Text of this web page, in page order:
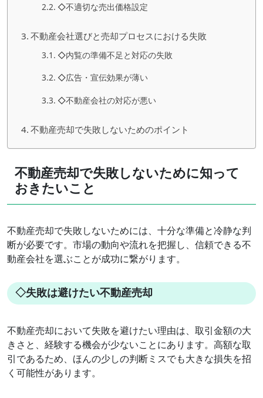
◇不適切な売出価格設定
不動産会社選びと売却プロセスにおける失敗
◇内覧の準備不足と対応の失敗
◇広告・宣伝効果が薄い
◇不動産会社の対応が悪い
不動産売却で失敗しないためのポイント
不動産売却で失敗しないために知って
おきたいこと
不動産売却で失敗しないためには、十分な準備と冷静な判
断が必要です。市場の動向や流れを把握し、信頼できる不
動産会社を選ぶことが成功に繋がります。
◇失敗は避けたい不動産売却
不動産売却において失敗を避けたい理由は、取引金額の大
きさと、経験する機会が少ないことにあります。高額な取
引であるため、ほんの少しの判断ミスでも大きな損失を招
く可能性があります。